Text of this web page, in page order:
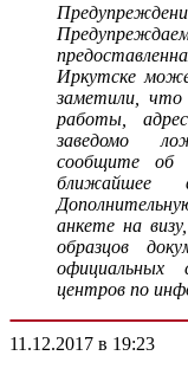
Иркутске
заметили,
работы,
заведомо
сообщите об
анкете на
образцов
официальных
центров по
11.12.2017 в 19:23